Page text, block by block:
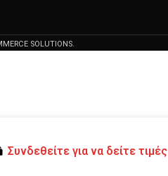
SOLUTIONS.
Συνδεθείτε για να δείτε τιμές